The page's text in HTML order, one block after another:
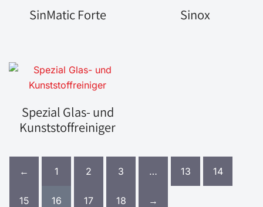
SinMatic Forte Sinox
Spezial Glas- und
Kunststoffreiniger
← 1 2 3 … 13 14
15 16 17 18 →